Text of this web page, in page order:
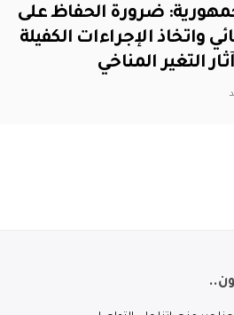
ضرورة الحفاظ على
واتخاذ الإجراءات الكفيلة
التغير المناخي